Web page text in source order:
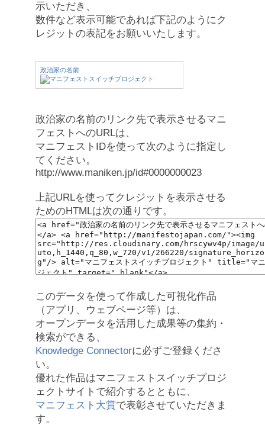
示いただき、
数件など表示可能であれば下記のようにク
レジットの表記をお願いいたします。
政治家の名前
政治家の名前のリンク先で表示させるマニ
フェストへのURLは、
マニフェストIDを使って次のように指定し
てください。
http://www.maniken.jp/id#0000000023
上記URLを使ってクレジットを表示させる
ためのHTMLは次の通りです。
このデータを使って作成した可視化作品
（アプリ、ウェブページ等）は、
オープンデータを活用した成果等の集約・
検索ができる、
Knowledge Connectorに必ずご登録くださ
い。
優れた作品はマニフェストスイッチプロジ
ェクトサイトで紹介するとともに、
マニフェスト大賞で表彰させていただきま
す。